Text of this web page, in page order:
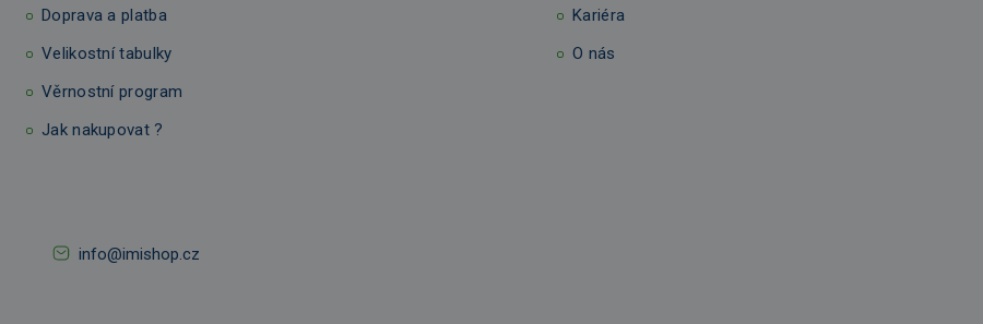
Doprava a platba
Velikostní tabulky
Věrnostní program
Jak nakupovat ?
Kariéra
O nás
info@imishop.cz